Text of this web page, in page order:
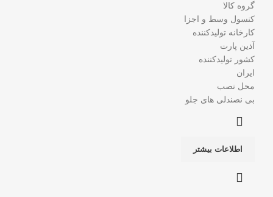
گروه کالا
کنسول وسط و اجزا
کارخانه تولیدکننده
آذین پارت
کشور تولیدکننده
ایران
محل نصب
بی نصندلی های جلو
اطلاعات بیشتر